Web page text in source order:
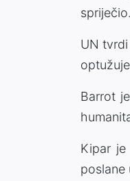
spriječio.
UN
Barrot
Kipar
poslane